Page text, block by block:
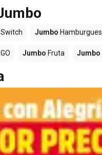
Jumbo
Jumbo Fruta Jumbo